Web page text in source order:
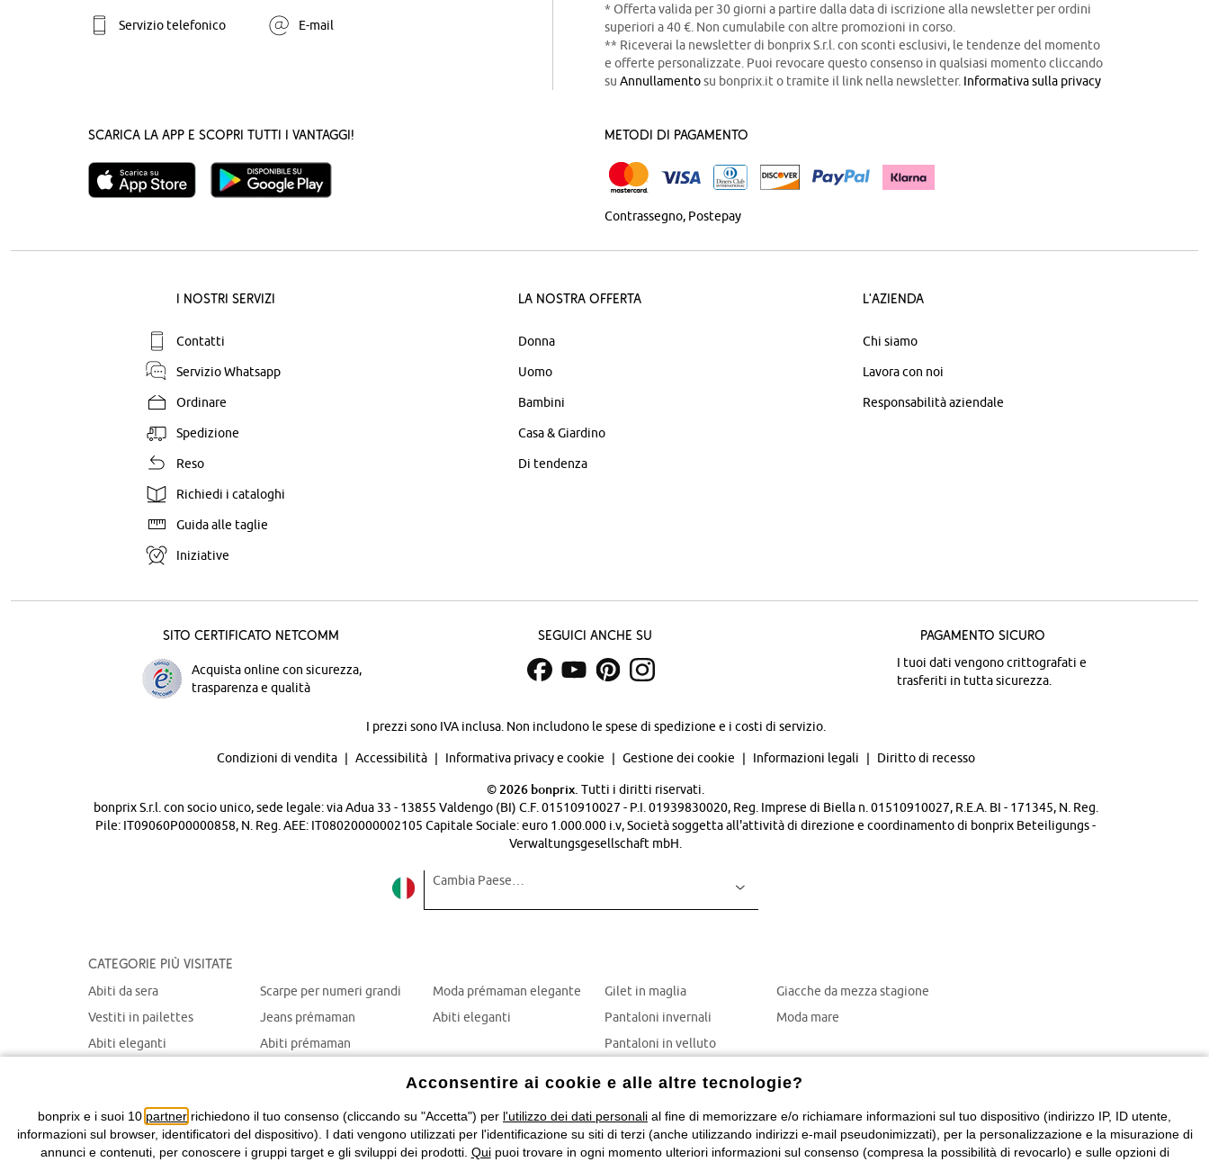
Servizio telefonico E-mail
* Offerta valida per 30 giorni a partire dalla data di iscrizione alla newsletter per ordini
superiori a 40 €. Non cumulabile con altre promozioni in corso.
** Riceverai la newsletter di bonprix S.r.l. con sconti esclusivi, le tendenze del momento
e offerte personalizzate. Puoi revocare questo consenso in qualsiasi momento cliccando
su Annullamentosu bonprix.it o tramite il link nella newsletter. Informativa sulla privacy
Scarica la App e scopri tutti i vantaggi! Metodi di pagamento
Contrassegno Postepay
I nostri servizi
Contatti
Servizio Whatsapp
Ordinare
Spedizione
Reso
Richiedi i cataloghi
Guida alle taglie
Iniziative
La nostra offerta
Donna
Uomo
Bambini
Casa & Giardino
Di tendenza
L'azienda
Chi siamo
Lavora con noi
Responsabilità aziendale
Sito certificato Netcomm
Acquista online con sicurezza,
trasparenza e qualità
Seguici anche su Pagamento sicuro
I tuoi dati vengono crittografati e
trasferiti in tutta sicurezza.
I prezzi sono IVA inclusa. Non includono le spese di spedizione e i costi di servizio.
Condizioni di vendita Accessibilità Informativa privacy e cookie Gestione dei cookie Informazioni legali Diritto di recesso
© 2026 bonprix. Tutti i diritti riservati.
bonprix S.r.l. con socio unico, sede legale: via Adua 33 - 13855 Valdengo (BI) C.F. 01510910027 - P.I. 01939830020, Reg. Imprese di Biella n. 01510910027, R.E.A. BI - 171345, N. Reg.
Pile: IT09060P00000858, N. Reg. AEE: IT08020000002105 Capitale Sociale: euro 1.000.000 i.v, Società soggetta all'attività di direzione e coordinamento di bonprix Beteiligungs -
Verwaltungsgesellschaft mbH.
Cambia Paese…
Categorie più visitate
Abiti da sera
Vestiti in pailettes
Abiti eleganti
Scarpe per numeri grandi
Jeans prémaman
Abiti prémaman
Moda prémaman elegante
Abiti eleganti
Gilet in maglia
Pantaloni invernali
Pantaloni in velluto
Giacche da mezza stagione
Moda mare
Acconsentire ai cookie e alle altre tecnologie?
bonprix e i suoi 10 partner richiedono il tuo consenso (cliccando su "Accetta") per l'utilizzo dei dati personali al fine di memorizzare e/o richiamare informazioni sul tuo dispositivo (indirizzo IP, ID utente,
informazioni sul browser, identificatori del dispositivo). I dati vengono utilizzati per l'identificazione su siti di terzi (anche utilizzando indirizzi e-mail pseudonimizzati), per la personalizzazione e la misurazione di
annunci e contenuti, per conoscere i gruppi target e gli sviluppi dei prodotti. Quipuoi trovare in ogni momento ulteriori informazioni sul consenso (compresa la possibilità di revocarlo) e sulle opzioni di